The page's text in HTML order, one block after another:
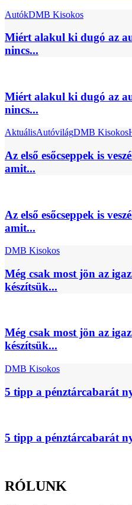
AutókDMB Kisokos
Miért alakul ki dugó az
nincs...
Miért alakul ki dugó az
nincs...
AktuálisAutóvilágDMB Kisokos
Az első esőcseppek is
amit...
Az első esőcseppek is
amit...
DMB Kisokos
Még csak most jön az
készítsük...
Még csak most jön az
készítsük...
DMB Kisokos
5 tipp a pénztárcabarát
5 tipp a pénztárcabarát
RÓLUNK